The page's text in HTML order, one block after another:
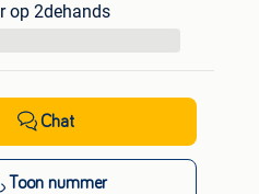
op 2dehands
Chat
Toon nummer